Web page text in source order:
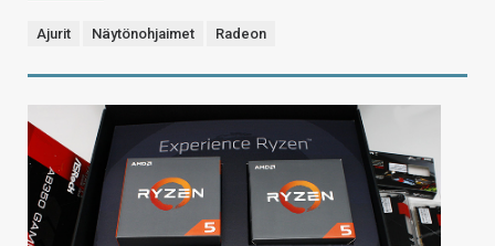
Ajurit Näytönohjaimet Radeon